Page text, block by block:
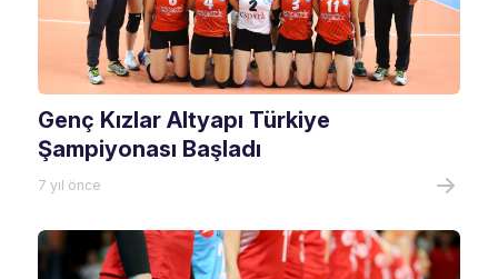
Genç Kızlar Altyapı Türkiye
Şampiyonası Başladı
7 yıl önce